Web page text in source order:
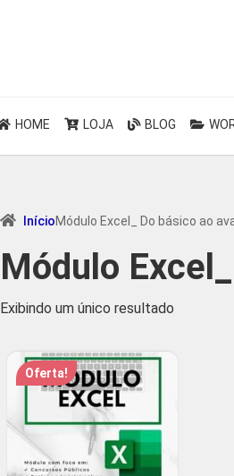
HOME LOJA BLOG
InícioMódulo Excel_ Do básico ao
Módulo
Exibindo um único resultado
Oferta!